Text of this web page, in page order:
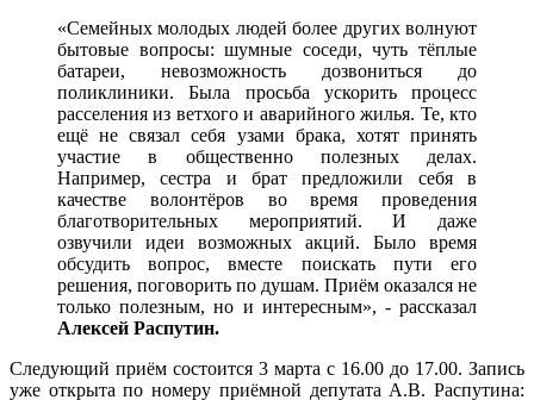
«Семейных молодых людей более других волнуют
бытовые вопросы: шумные соседи, чуть тёплые
батареи, невозможность дозвониться до
поликлиники. Была просьба ускорить процесс
расселения из ветхого и аварийного жилья. Те, кто
ещё не связал себя узами брака, хотят принять
участие в общественно полезных делах.
Например, сестра и брат предложили себя в
качестве волонтёров во время проведения
благотворительных мероприятий. И даже
озвучили идеи возможных акций. Было время
обсудить вопрос, вместе поискать пути его
решения, поговорить по душам. Приём оказался не
только полезным, но и интересным», - рассказал
Алексей Распутин.
Следующий приём состоится 3 марта с 16.00 до 17.00. Запись
уже открыта по номеру приёмной депутата А.В. Распутина: